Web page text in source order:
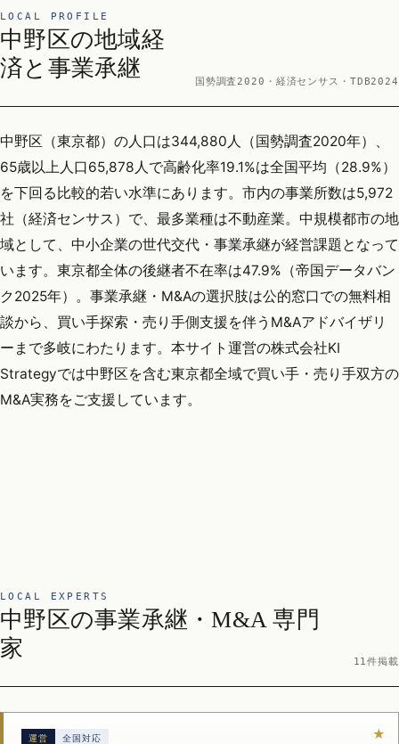
LOCAL PROFILE
中野区の地域経
済と事業承継
国勢調査2020・経済センサス・TDB2024
中野区（東京都）の人口は344,880人（国勢調査2020年）、
65歳以上人口65,878人で高齢化率19.1%は全国平均（28.9%）
を下回る比較的若い水準にあります。市内の事業所数は5,972
社（経済センサス）で、最多業種は不動産業。中規模都市の地
域として、中小企業の世代交代・事業承継が経営課題となって
います。東京都全体の後継者不在率は47.9%（帝国データバン
ク2025年）。事業承継・M&Aの選択肢は公的窓口での無料相
談から、買い手探索・売り手側支援を伴うM&Aアドバイザリ
ーまで多岐にわたります。本サイト運営の株式会社KI
Strategyでは中野区を含む東京都全域で買い手・売り手双方の
M&A実務をご支援しています。
LOCAL EXPERTS
中野区の事業承継・M&A 専門
家
11件掲載
運営 全国対応